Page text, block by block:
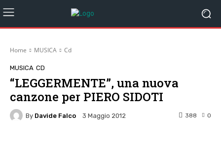
Home MUSICA Cd
MUSICA CD
“LEGGERMENTE”, una nuova
canzone per PIERO SIDOTI
By Davide Falco 3 Maggio 2012 0
388